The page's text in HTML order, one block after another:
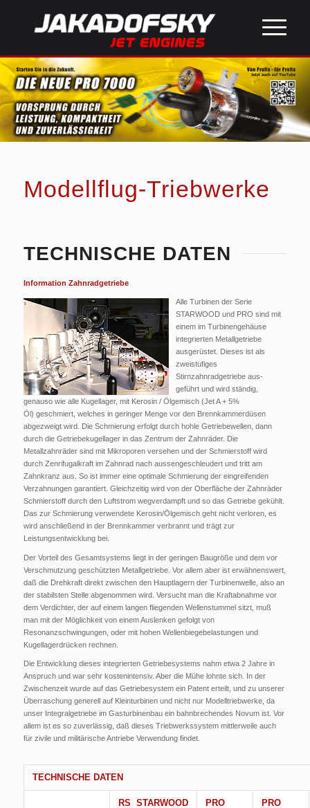
Modellflug-Triebwerke
TECHNISCHE DATEN
Information Zahnradgetriebe
Alle Turbinen der Serie
STARWOOD und PRO sind mit
einem im Turbinengehäuse
integrierten Metallgetriebe
ausgerüstet. Dieses ist als
zweistufiges
Stirnzahnradgetriebe aus-
geführt und wird ständig,
genauso wie alle Kugellager, mit Kerosin / Ölgemisch (Jet A + 5%
Öl) geschmiert, welches in geringer Menge vor den Brennkammerdüsen
abgezweigt wird. Die Schmierung erfolgt durch hohle Getriebewellen, dann
durch die Getriebekugellager in das Zentrum der Zahnräder. Die
Metallzahnräder sind mit Mikroporen versehen und der Schmierstoff wird
durch Zenrifugalkraft im Zahnrad nach aussengeschleudert und tritt am
Zahnkranz aus. So ist immer eine optimale Schmierung der eingreifenden
Verzahnungen garantiert. Gleichzeitig wird von der Oberfläche der Zahnräder
Schmierstoff durch den Luftstrom wegverdampft und so das Getriebe gekühlt.
Das zur Schmierung verwendete Kerosin/Ölgemisch geht nicht verloren, es
wird anschließend in der Brennkammer verbrannt und trägt zur
Leistungsentwicklung bei.
Der Vorteil des Gesamtsystems liegt in der geringen Baugröße und dem vor
Verschmutzung geschützten Metallgetriebe. Vor allem aber ist erwähnenswert,
daß die Drehkraft direkt zwischen den Hauptlagern der Turbinenwelle, also an
der stabilsten Stelle abgenommen wird. Versucht man die Kraftabnahme vor
dem Verdichter, der auf einem langen fliegenden Wellenstummel sitzt, muß
man mit der Möglichkeit von einem Auslenken gefolgt von
Resonanzschwingungen, oder mit hohen Wellenbiegebelastungen und
Kugellagerdrücken rechnen.
Die Entwicklung dieses integrierten Getriebesystems nahm etwa 2 Jahre in
Anspruch und war sehr kostenintensiv. Aber die Mühe lohnte sich. In der
Zwischenzeit wurde auf das Getriebesystem ein Patent erteilt, und zu unserer
Überraschung generell auf Kleinturbinen und nicht nur Modelltriebwerke, da
unser Integralgetriebe im Gasturbinenbau ein bahnbrechendes Novum ist. Vor
allem ist es so zuverlässig, daß dieses Triebwerkssystem mittlerweile auch
für zivile und militärische Antriebe Verwendung findet.
TECHNISCHE DATEN
RS STARWOOD
PRO
PRO